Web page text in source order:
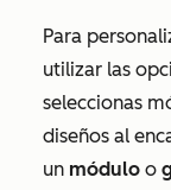
Para
utilizar las
seleccionas
diseños al
un módulo o